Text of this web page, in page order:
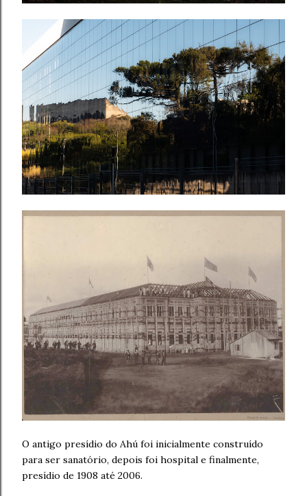
O antigo presídio do Ahú foi inicialmente construído
para ser sanatório, depois foi hospital e finalmente,
presídio de 1908 até 2006.